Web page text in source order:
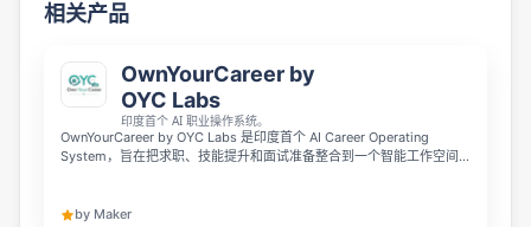
相关产品
OwnYourCareer by
OYC Labs
印度首个 AI 职业操作系统。
OwnYourCareer by OYC Labs 是印度首个 AI Career Operating
System，旨在把求职、技能提升和面试准备整合到一个智能工作空间
by Maker